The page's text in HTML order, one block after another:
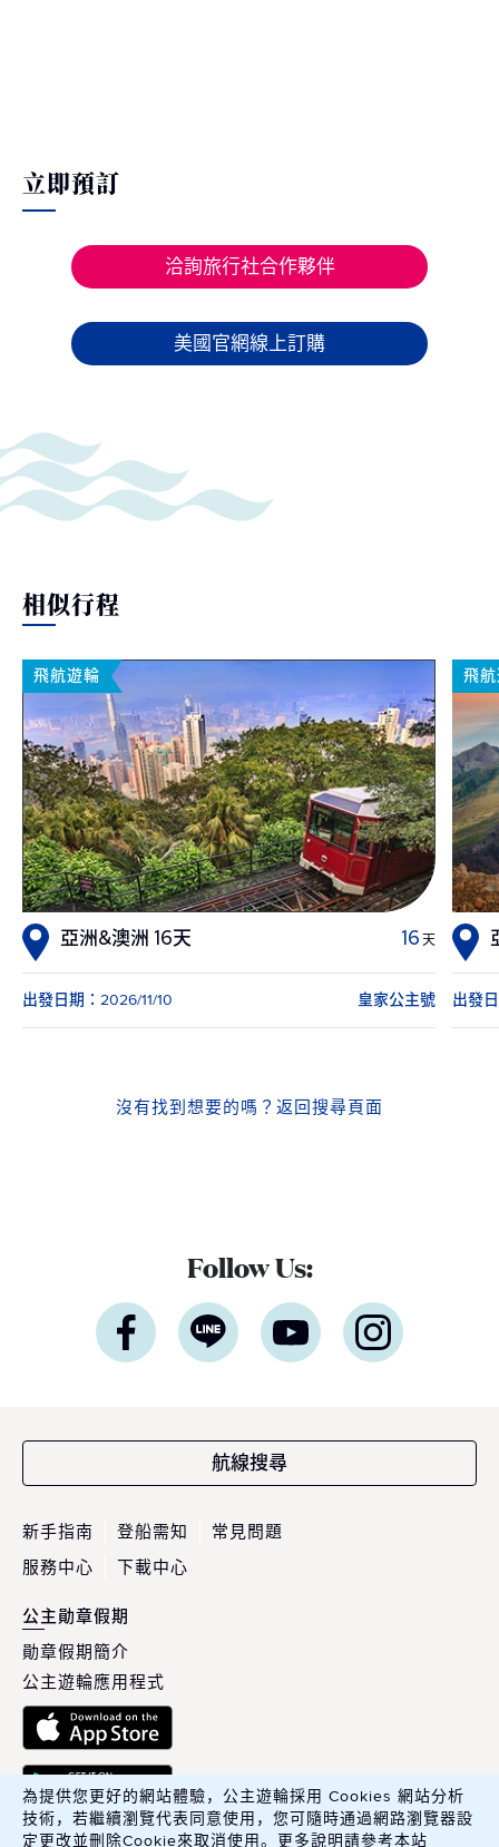
立即預訂
洽詢旅行社合作夥伴
美國官網線上訂購
相似行程
飛航遊輪
亞洲&澳洲 16天 16 天
出發日期：2026/11/10 皇家公主號
飛
出發
沒有找到想要的嗎？ 返回搜尋頁面
Follow Us:
航線搜尋
新手指南 登船需知
常見問題
服務中心
下載中心
公主勛章假期
勛章假期簡介
公主遊輪應用程式
為提供您更好的網站體驗，公主遊輪採用 Cookies 網站分析
技術，若繼續瀏覽代表同意使用，您可隨時通過網路瀏覽器設
定更改並刪除Cookie來取消使用。更多說明請參考本站